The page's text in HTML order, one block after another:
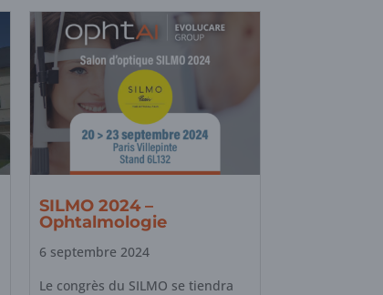
SILMO 2024 –
Ophtalmologie
6 septembre 2024
Le congrès du SILMO se tiendra